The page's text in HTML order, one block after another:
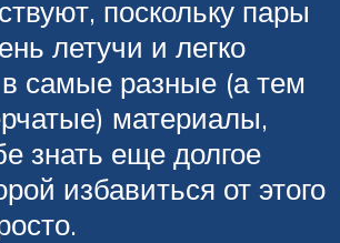
поскольку пары
летучи и легко
самые разные (а тем
материалы,
знать еще долгое
избавиться от этого